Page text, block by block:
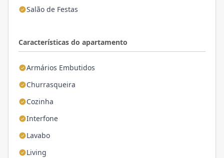
Salão de Festas
Características do apartamento
Armários Embutidos
Churrasqueira
Cozinha
Interfone
Lavabo
Living